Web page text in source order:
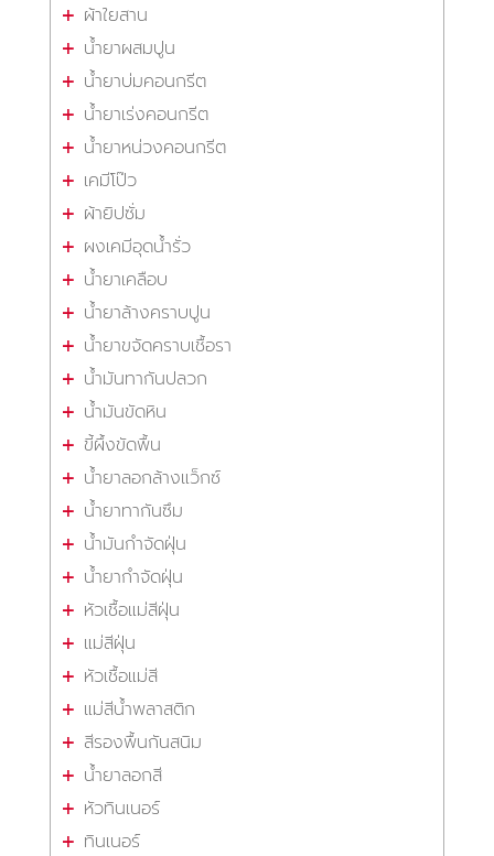
ผ้าใยสาน
น้ำยาผสมปูน
น้ำยาบ่มคอนกรีต
น้ำยาเร่งคอนกรีต
น้ำยาหน่วงคอนกรีต
เคมีโป๊ว
ผ้ายิปซั่ม
ผงเคมีอุดน้ำรั่ว
น้ำยาเคลือบ
น้ำยาล้างคราบปูน
น้ำยาขจัดคราบเชื้อรา
น้ำมันทากันปลวก
น้ำมันขัดหิน
ขี้ผึ้งขัดพื้น
น้ำยาลอกล้างแว็กซ์
น้ำยาทากันซึม
น้ำมันกำจัดฝุ่น
น้ำยากำจัดฝุ่น
หัวเชื้อแม่สีฝุ่น
แม่สีฝุ่น
หัวเชื้อแม่สี
แม่สีน้ำพลาสติก
สีรองพื้นกันสนิม
น้ำยาลอกสี
หัวทินเนอร์
ทินเนอร์